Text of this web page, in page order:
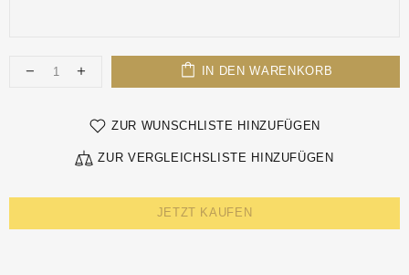
IN DEN WARENKORB
ZUR WUNSCHLISTE HINZUFÜGEN
ZUR VERGLEICHSLISTE HINZUFÜGEN
JETZT KAUFEN